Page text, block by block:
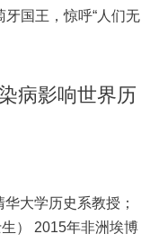
国王，惊呼“人们无
病影响世界历
大学历史系教授；
） 2015年非洲埃博